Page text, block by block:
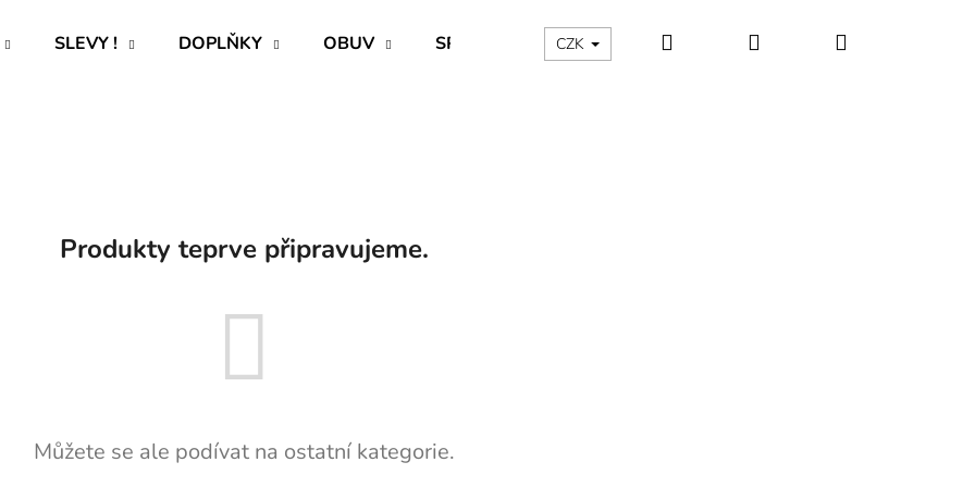
SLEVY ! DOPLŇKY OBUV SPECIÁLNÍ KATEGORIE Kontakty - máte nějaký dotaz?
CZK Hledat PřihlášeníNákupní
Produkty teprve připravujeme.
Můžete se ale podívat na ostatní kategorie.
ROVNÝ TEPLÁKOVÝ KABÁT - PAVLIK 24 - PÁNSKÉ KRÁTKÉ PYŽAMO